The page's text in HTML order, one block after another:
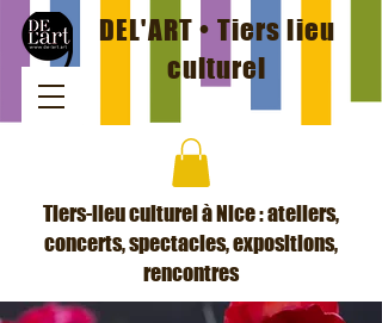
DEL'ART • Tiers lieu
culturel
Tiers-lieu culturel à Nice : ateliers,
concerts, spectacles, expositions,
rencontres